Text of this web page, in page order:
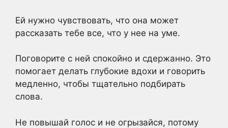
Ей нужно чувствовать, что она может
рассказать тебе все, что у нее на уме.
Поговорите с ней спокойно и сдержанно. Это
помогает делать глубокие вдохи и говорить
медленно, чтобы тщательно подбирать
слова.
Не повышай голос и не огрызайся, потому